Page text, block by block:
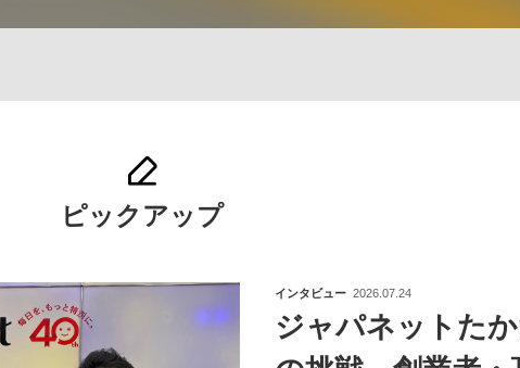
ピックアップ
インタビュー 2026.07.24
ジャパネットた